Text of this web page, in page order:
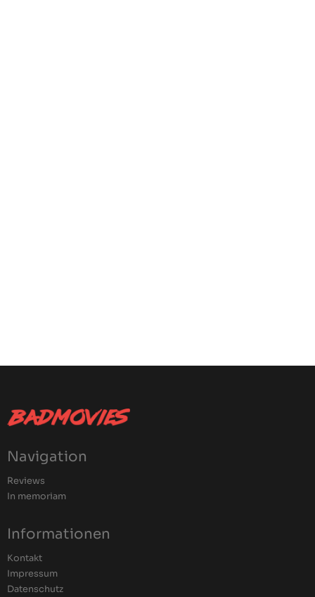
Navigation
Reviews
In memoriam
Informationen
Kontakt
Impressum
Datenschutz